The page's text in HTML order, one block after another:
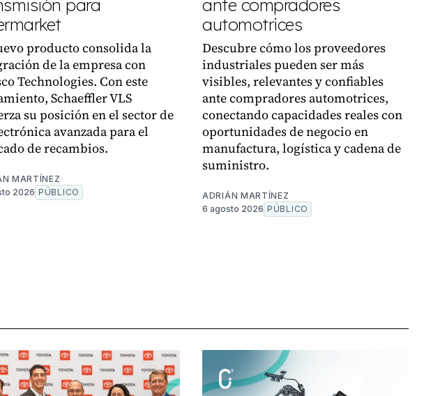
para
producto consolida la
de la empresa con
Technologies. Con este
Schaeffler VLS
su posición en el sector de
avanzada para el
de recambios.
MARTÍNEZ
2026 PÚBLICO
ante compradores
automotrices
Descubre cómo los proveedores
industriales pueden ser más
visibles, relevantes y confiables
ante compradores automotrices,
conectando capacidades reales con
oportunidades de negocio en
manufactura, logística y cadena de
suministro.
ADRIÁN MARTÍNEZ
6 agosto 2026 PÚBLICO